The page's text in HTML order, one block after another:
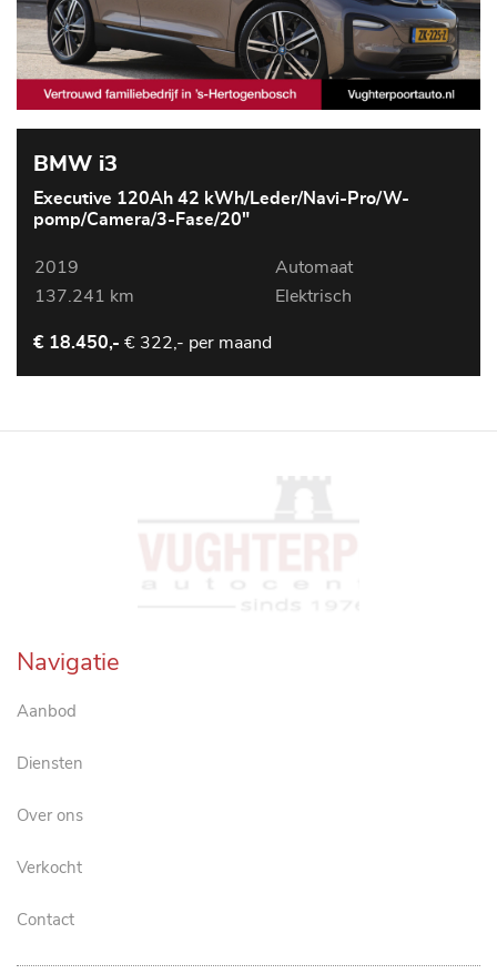
BMW i3
Executive 120Ah 42 kWh/Leder/Navi-Pro/W-
pomp/Camera/3-Fase/20"
2019
Automaat
137.241 km
Elektrisch
€ 18.450,- € 322,- per maand
Navigatie
Aanbod
Diensten
Over ons
Verkocht
Contact